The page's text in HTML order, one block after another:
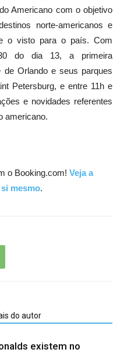
Americano com o objetivo
norte-americanos e
o visto para o país. Com
do dia 13, a primeira
de Orlando e seus parques
Petersburg, e entre 11h e
e novidades referentes
americano.
o Booking.com! Veja a
mesmo.
do autor
existem no